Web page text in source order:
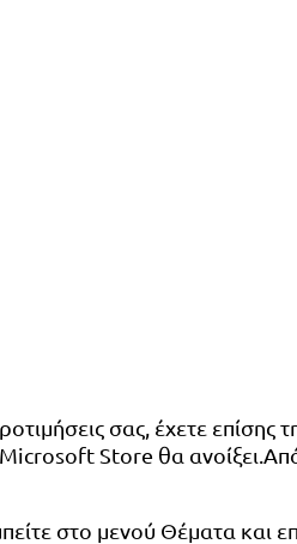
σας, έχετε επίσης
Store θα
στο μενού Θέματα και